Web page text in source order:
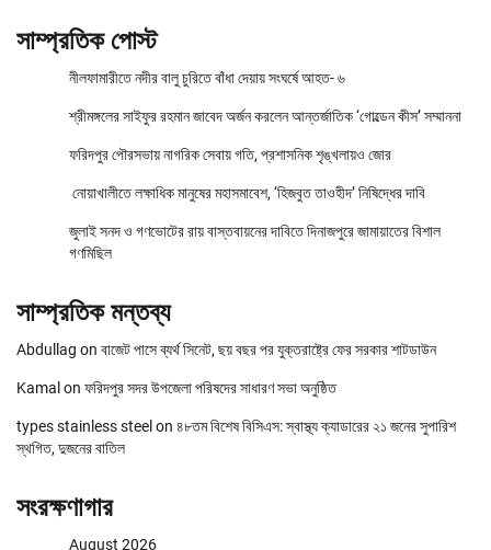
সাম্প্রতিক পোস্ট
নীলফামারীতে নদীর বালু চুরিতে বাঁধা দেয়ায় সংঘর্ষে আহত- ৬
শ্রীমঙ্গলের সাইফুর রহমান জাবেদ অর্জন করলেন আন্তর্জাতিক ‘গোল্ডেন কীস’ সম্মাননা
ফরিদপুর পৌরসভায় নাগরিক সেবায় গতি, প্রশাসনিক শৃঙ্খলায়ও জোর
নোয়াখালীতে লক্ষাধিক মানুষের মহাসমাবেশ, ‘হিজবুত তাওহীদ’ নিষিদ্ধের দাবি
জুলাই সনদ ও গণভোটের রায় বাস্তবায়নের দাবিতে দিনাজপুরে জামায়াতের বিশাল
গণমিছিল
সাম্প্রতিক মন্তব্য
Abdullag on বাজেট পাসে ব্যর্থ সিনেট, ছয় বছর পর যুক্তরাষ্ট্রে ফের সরকার শাটডাউন
Kamal on ফরিদপুর সদর উপজেলা পরিষদের সাধারণ সভা অনুষ্ঠিত
types stainless steel on ৪৮তম বিশেষ বিসিএস: স্বাস্থ্য ক্যাডারের ২১ জনের সুপারিশ
স্থগিত, দুজনের বাতিল
সংরক্ষণাগার
August 2026